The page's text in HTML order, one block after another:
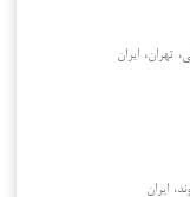
تهران، ایران
ایران